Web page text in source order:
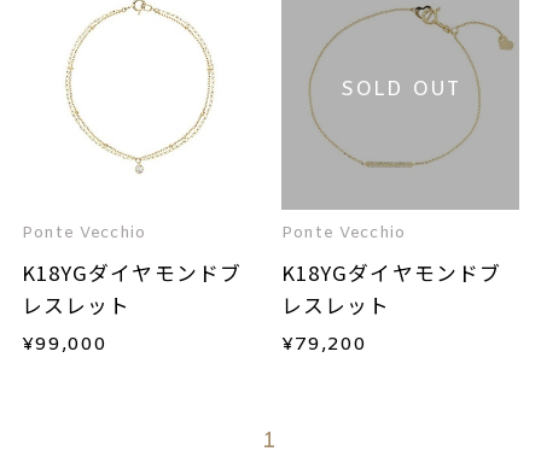
Ponte Vecchio
K18YGダイヤモンドブ
レスレット
¥99,000
SOLD OUT
Ponte Vecchio
K18YGダイヤモンドブ
レスレット
¥79,200
1